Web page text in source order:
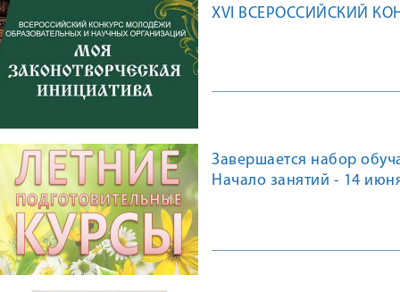
XVI ВСЕРОССИЙСКИЙ
Завершается набор
Начало занятий - 14